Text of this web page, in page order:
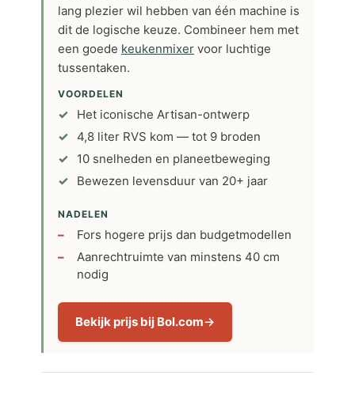
lang plezier wil hebben van één machine is
dit de logische keuze. Combineer hem met
een goede keukenmixer voor luchtige
tussentaken.
VOORDELEN
Het iconische Artisan-ontwerp
4,8 liter RVS kom — tot 9 broden
10 snelheden en planeetbeweging
Bewezen levensduur van 20+ jaar
NADELEN
Fors hogere prijs dan budgetmodellen
Aanrechtruimte van minstens 40 cm
nodig
Bekijk prijs bij Bol.com